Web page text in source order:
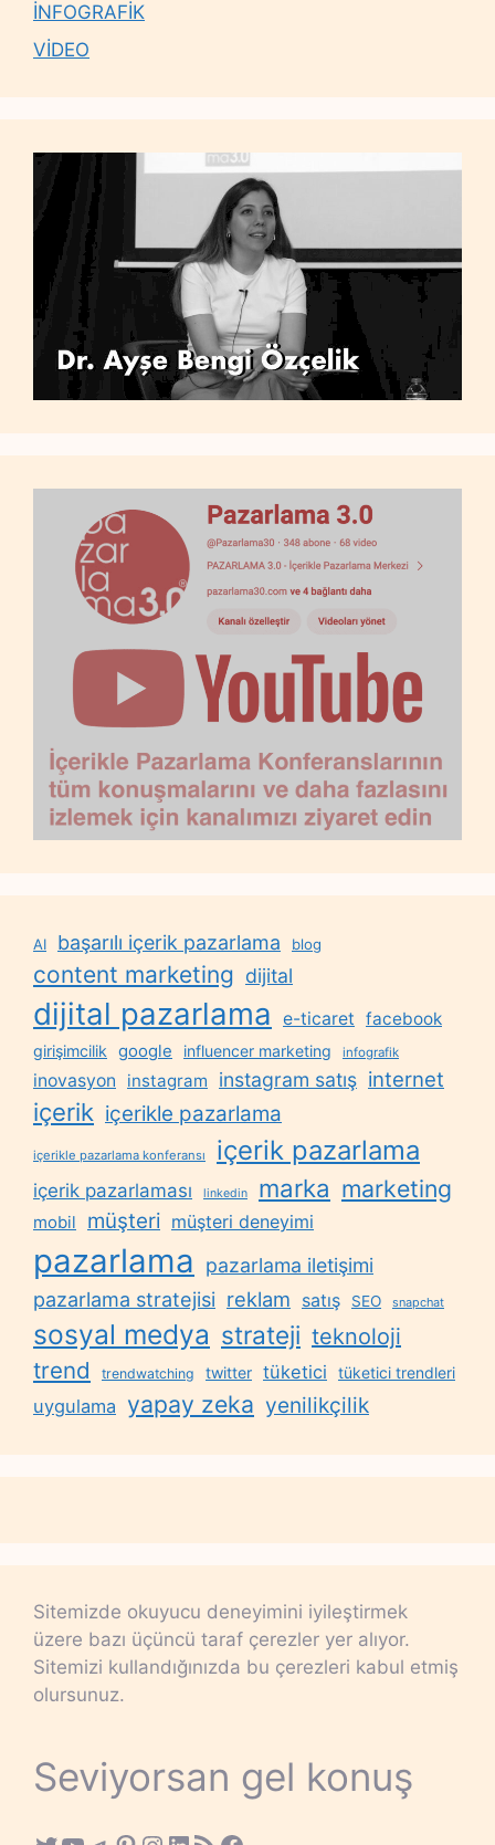
İNFOGRAFİK
VİDEO
AI başarılı içerik pazarlama blog
content marketing dijital
dijital pazarlama e-ticaret facebook
girişimcilik google influencer marketing infografik
inovasyon instagram instagram satış internet
içerik içerikle pazarlama
içerikle pazarlama konferansı içerik pazarlama
içerik pazarlaması linkedin marka marketing
mobil müşteri müşteri deneyimi
pazarlama
pazarlama iletişimi
pazarlama stratejisi reklam satış SEO snapchat
sosyal medya strateji teknoloji
trend trendwatching twitter tüketici tüketici trendleri
uygulama yapay zeka yenilikçilik
Sitemizde okuyucu deneyimini iyileştirmek
üzere bazı üçüncü taraf çerezler yer alıyor.
Sitemizi kullandığınızda bu çerezleri kabul etmiş
olursunuz.
Seviyorsan gel konuş